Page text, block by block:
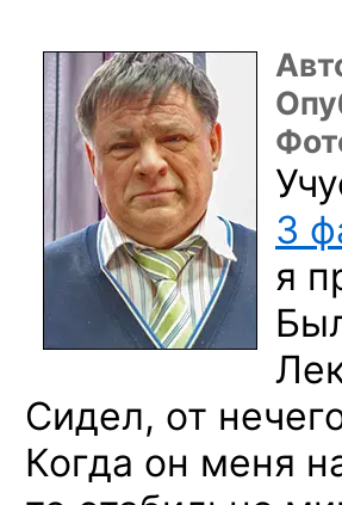
3
я
Сидел, от
Когда он меня